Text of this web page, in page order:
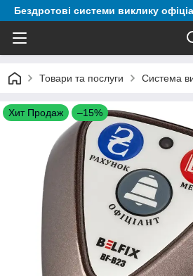
Бездротові системи виклику
Товари та послуги Система
Хит Продаж –15%